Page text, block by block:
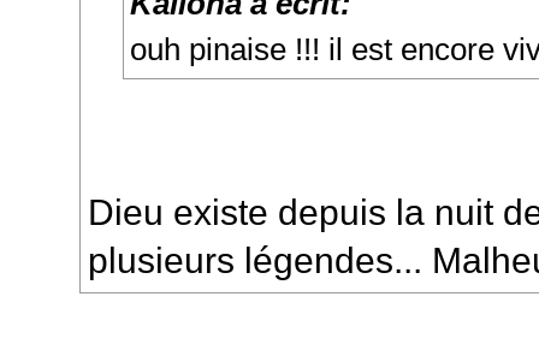
ouh pinaise !!! il est encore
Dieu existe depuis la nuit
plusieurs légendes...